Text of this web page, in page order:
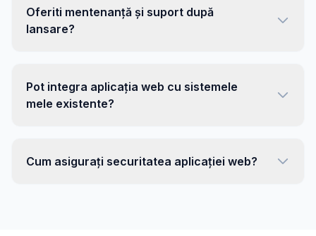
Oferiti mentenanță și suport după
lansare?
Pot integra aplicația web cu sistemele
mele existente?
Cum asigurați securitatea aplicației web?